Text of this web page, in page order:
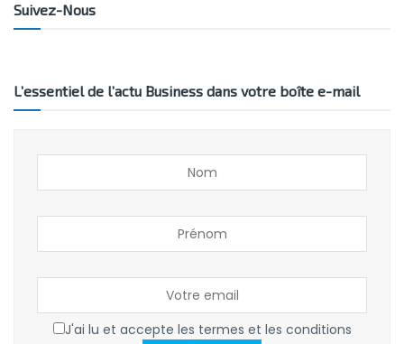
Suivez-Nous
L’essentiel de l’actu Business dans votre boîte e-mail
J'ai lu et accepte les termes et les conditions